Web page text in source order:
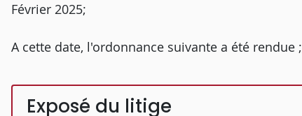
Février 2025;
A cette date, l'ordonnance suivante a été rendue ;
Exposé du litige